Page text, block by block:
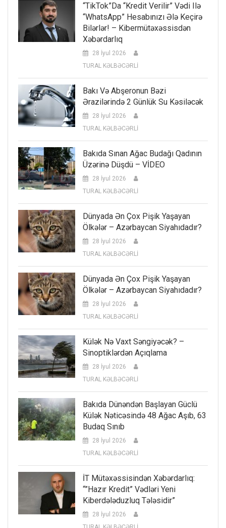
“TikTok”da “kredit Verilir” Vədi Ilə
“WhatsApp” Hesabınızı Ələ Keçirə
Bilərlər! – Kibermütəxəssisdən
Xəbərdarlıq
28 İyul 2026
TURAL KƏLBƏCƏRLİ
Bakı Və Abşeronun Bəzi
Ərazilərində 2 Günlük Su Kəsiləcək
28 İyul 2026
TURAL KƏLBƏCƏRLİ
Bakıda Sınan Ağac Budağı Qadının
Üzərinə Düşdü – VİDEO
28 İyul 2026
TURAL KƏLBƏCƏRLİ
Dünyada Ən Çox Pişik Yaşayan
Ölkələr – Azərbaycan Siyahıdadır?
28 İyul 2026
TURAL KƏLBƏCƏRLİ
Dünyada Ən Çox Pişik Yaşayan
Ölkələr – Azərbaycan Siyahıdadır?
28 İyul 2026
TURAL KƏLBƏCƏRLİ
Külək Nə Vaxt Səngiyəcək? –
Sinoptiklərdən Açıqlama
28 İyul 2026
TURAL KƏLBƏCƏRLİ
Bakıda Dünəndən Başlayan Güclü
Külək Nəticəsində 48 Ağac Aşıb, 63
Budaq Sınıb
28 İyul 2026
TURAL KƏLBƏCƏRLİ
İT Mütəxəssisindən Xəbərdarlıq:
“”Hazır Kredit” Vədləri Yeni
Kiberdələduzluq Tələsidir”
28 İyul 2026